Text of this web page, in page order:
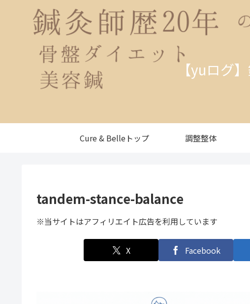
【yuログ
Cure & Belleトップ 調整整体
tandem-stance-balance
※当サイトはアフィリエイト広告を利用しています
X Facebook